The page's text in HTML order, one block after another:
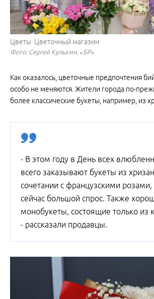
Цветы. Цветочный магазин
Фото: Сергей Кулыгин, «БР»
Как оказалось, цветочные предпочтения
особо не меняются. Жители города по-
более классические букеты, например, из
- В этом году в День всех
всего заказывают букеты из
сочетании с французскими
сейчас большой спрос. Также
монобукеты, состоящие только из
- рассказали продавцы.